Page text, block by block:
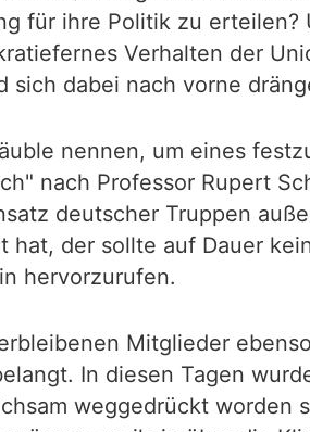
für ihre Politik zu erteilen?
Verhalten der
dabei nach vorne
nennen, um eines
nach Professor Rupert
deutscher Truppen
der sollte auf Dauer
hervorzurufen.
Mitglieder
In diesen Tagen
weggedrückt worden